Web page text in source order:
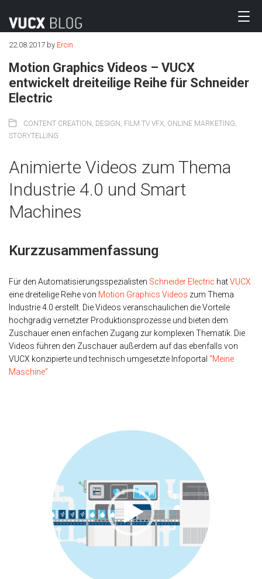
22.08.2017 by Ercin
Motion Graphics Videos – VUCX
entwickelt dreiteilige Reihe für Schneider
Electric
CONTENT CREATION , DESIGN , FILM TV VFX, ONLINE MARKETING,
STORYTELLING
Animierte Videos zum Thema
Industrie 4.0 und Smart
Machines
Kurzzusammenfassung
Für den Automatisierungsspezialisten Schneider Electric hatVUCX
eine dreiteilige Reihe von Motion Graphics Videos zum Thema
Industrie 4.0 erstellt. Die Videos veranschaulichen die Vorteile
hochgradig vernetzter Produktionsprozesse und bieten dem
Zuschauer einen einfachen Zugang zur komplexen Thematik. Die
Videos führen den Zuschauer außerdem auf das ebenfalls von
VUCX konzipierte und technisch umgesetzte Infoportal “Meine
Maschine”